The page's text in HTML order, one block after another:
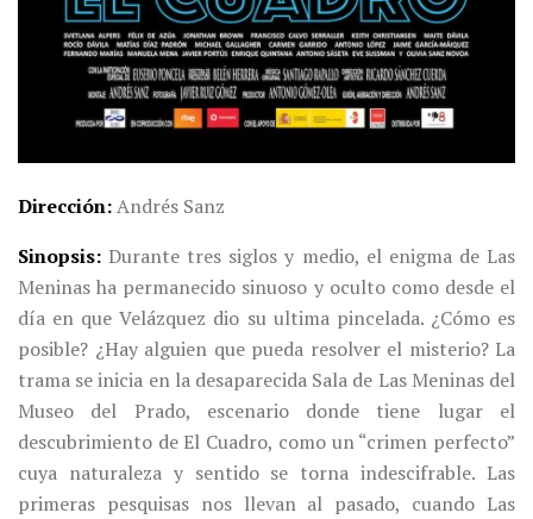
Dirección Andrés Sanz
Sinopsis Durante tres siglos y medio, el enigma de Las
Meninas ha permanecido sinuoso y oculto como desde el
día en que Velázquez dio su ultima pincelada. ¿Cómo es
posible? ¿Hay alguien que pueda resolver el misterio? La
trama se inicia en la desaparecida Sala de Las Meninas del
Museo del Prado, escenario donde tiene lugar el
descubrimiento de El Cuadro, como un “crimen perfecto”
cuya naturaleza y sentido se torna indescifrable. Las
primeras pesquisas nos llevan al pasado, cuando Las